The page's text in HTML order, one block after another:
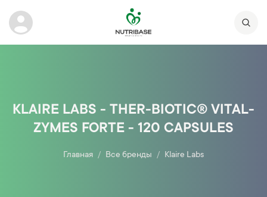
KLAIRE LABS - THER-BIOTIC® VITAL-
ZYMES FORTE - 120 CAPSULES
Главная Все бренды Klaire Labs